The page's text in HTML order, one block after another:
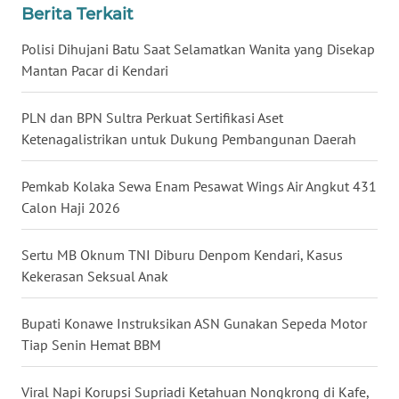
Berita Terkait
Polisi Dihujani Batu Saat Selamatkan Wanita yang Disekap
Mantan Pacar di Kendari
PLN dan BPN Sultra Perkuat Sertifikasi Aset
Ketenagalistrikan untuk Dukung Pembangunan Daerah
Pemkab Kolaka Sewa Enam Pesawat Wings Air Angkut 431
Calon Haji 2026
Sertu MB Oknum TNI Diburu Denpom Kendari, Kasus
Kekerasan Seksual Anak
Bupati Konawe Instruksikan ASN Gunakan Sepeda Motor
Tiap Senin Hemat BBM
Viral Napi Korupsi Supriadi Ketahuan Nongkrong di Kafe,
BABEL
WN
SUMBAR
WN
WN